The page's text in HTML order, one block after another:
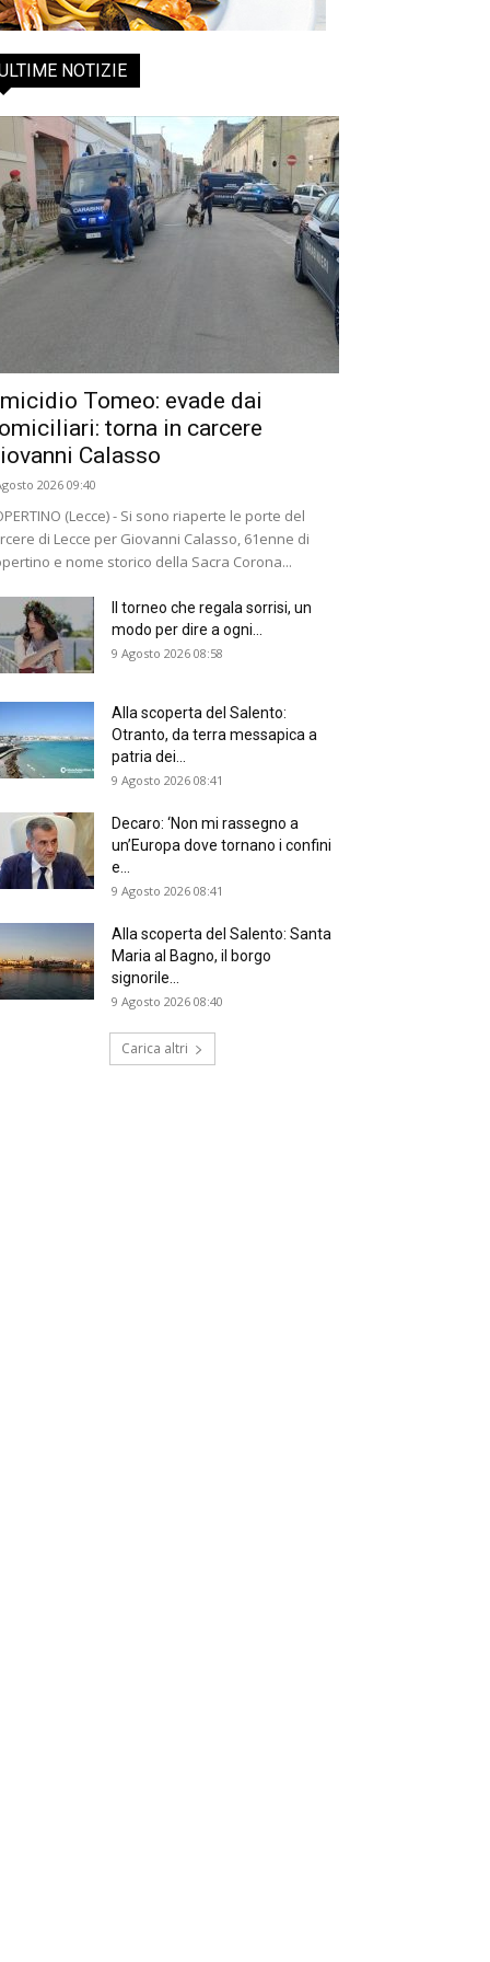
NOTIZIE
Tomeo: evade dai
torna in carcere
Calasso
2026 09:40
(Lecce) - Si sono riaperte le porte del
di Lecce per Giovanni Calasso, 61enne di
e nome storico della Sacra Corona...
Il torneo che regala sorrisi, un
modo per dire a ogni...
9 Agosto 2026 08:58
Alla scoperta del Salento:
Otranto, da terra messapica a
patria dei...
9 Agosto 2026 08:41
Decaro: ‘Non mi rassegno a
un’Europa dove tornano i confini
e...
9 Agosto 2026 08:41
Alla scoperta del Salento: Santa
Maria al Bagno, il borgo
signorile...
9 Agosto 2026 08:40
Carica altri